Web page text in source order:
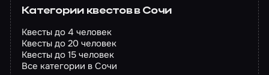
Категории квестов в Сочи
Квесты до 4 человек
Квесты до 20 человек
Квесты до 15 человек
Все категории в Сочи